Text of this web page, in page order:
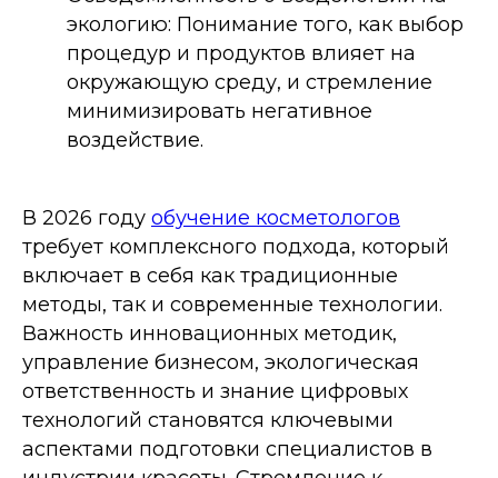
экологию: Понимание того, как выбор
процедур и продуктов влияет на
окружающую среду, и стремление
минимизировать негативное
воздействие.
В 2026 году обучение косметологов
требует комплексного подхода, который
включает в себя как традиционные
методы, так и современные технологии.
Важность инновационных методик,
управление бизнесом, экологическая
ответственность и знание цифровых
технологий становятся ключевыми
аспектами подготовки специалистов в